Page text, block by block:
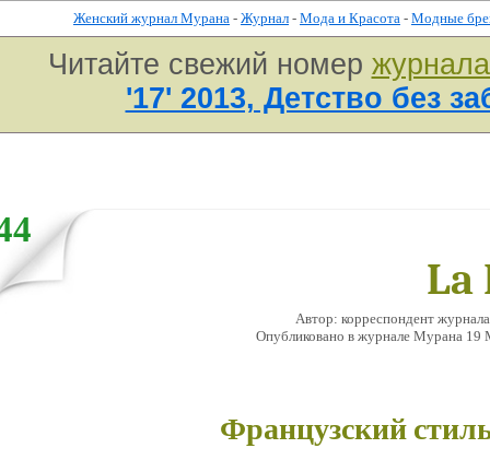
Женский журнал Мурана - Журнал - Мода и Красота - Модные
Читайте свежий номер
'17' 2013, Детство без
La
Автор: корреспондент
Опубликовано в журналe Мурана
Французский